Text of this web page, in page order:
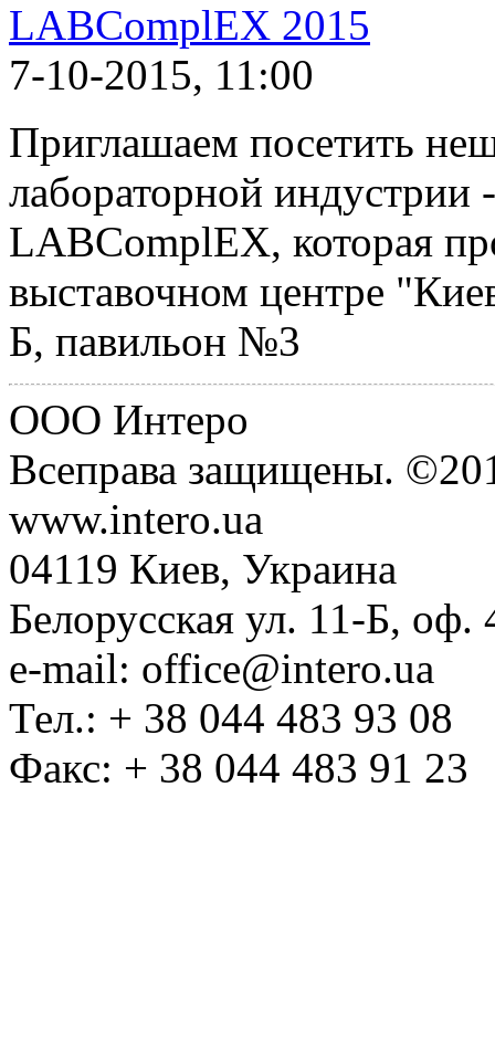
LABComplEX 2015
7-10-2015, 11:00
Приглашаем посетить
лабораторной
LABComplEX, которая
выставочном центре
Б, павильон №3
ООО Интеро
Всеправа защищены.
www.intero.ua
04119 Киев, Украина
Белорусская ул. 11-Б, оф.
e-mail: office@intero.ua
Тел.: + 38 044 483 93 08
Факс: + 38 044 483 91 23